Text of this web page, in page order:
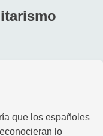
que los españoles
lo